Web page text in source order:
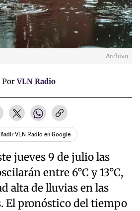
Archivo
PorVLN Radio
VLN Radio en Google
jueves 9 de julio las
entre 6°C y 13°C,
alta de lluvias en las
El pronóstico del tiempo